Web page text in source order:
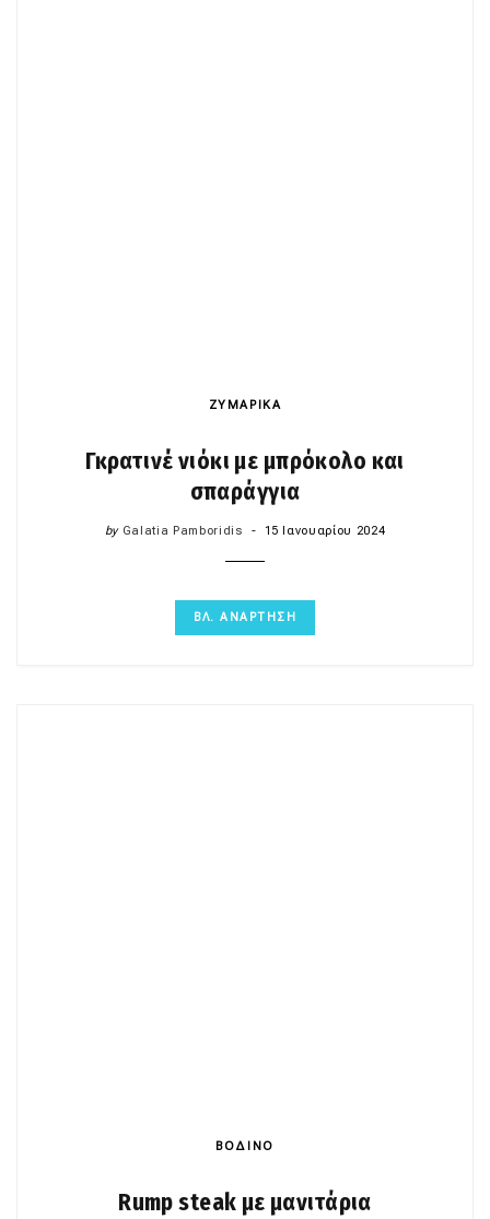
ΖΥΜΑΡΙΚΑ
Γκρατινέ νιόκι με μπρόκολο και
σπαράγγια
by Galatia Pamboridis 15 Ιανουαρίου 2024
ΒΛ. ΑΝΑΡΤΗΣΗ
ΒΟΔΙΝΟ
Rump steak με μανιτάρια